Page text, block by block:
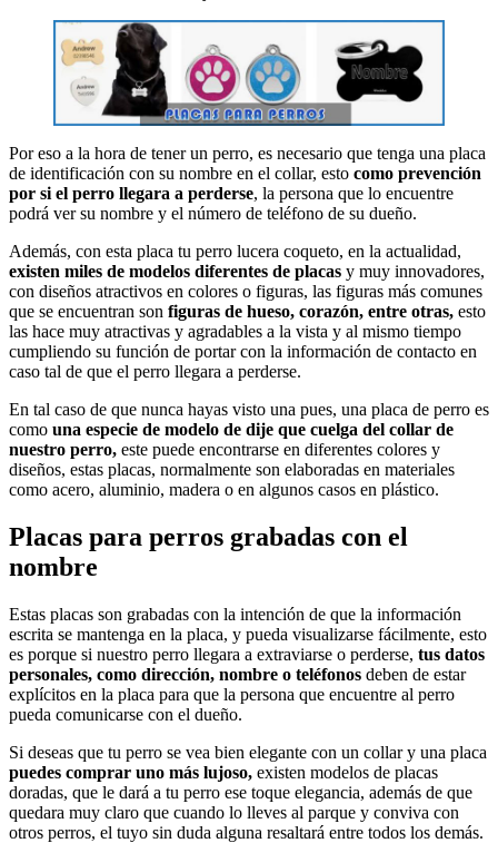
Por eso a la hora de tener un perro, es necesario que tenga una placa
de identificación con su nombre en el collar, esto como prevención
por si el perro llegara a perderse, la persona que lo encuentre
podrá ver su nombre y el número de teléfono de su dueño.
Además, con esta placa tu perro lucera coqueto, en la actualidad,
existen miles de modelos diferentes de placas y muy innovadores,
con diseños atractivos en colores o figuras, las figuras más comunes
que se encuentran son figuras de hueso, corazón, entre otras, esto
las hace muy atractivas y agradables a la vista y al mismo tiempo
cumpliendo su función de portar con la información de contacto en
caso tal de que el perro llegara a perderse.
En tal caso de que nunca hayas visto una pues, una placa de perro es
como una especie de modelo de dije que cuelga del collar de
nuestro perro, este puede encontrarse en diferentes colores y
diseños, estas placas, normalmente son elaboradas en materiales
como acero, aluminio, madera o en algunos casos en plástico.
Placas para perros grabadas con el
nombre
Estas placas son grabadas con la intención de que la información
escrita se mantenga en la placa, y pueda visualizarse fácilmente, esto
es porque si nuestro perro llegara a extraviarse o perderse, tus datos
personales, como dirección, nombre o teléfonos deben de estar
explícitos en la placa para que la persona que encuentre al perro
pueda comunicarse con el dueño.
Si deseas que tu perro se vea bien elegante con un collar y una placa
puedes comprar uno más lujoso, existen modelos de placas
doradas, que le dará a tu perro ese toque elegancia, además de que
quedara muy claro que cuando lo lleves al parque y conviva con
otros perros, el tuyo sin duda alguna resaltará entre todos los demás.